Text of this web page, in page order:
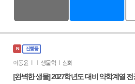
N 진행중
이동윤 ㅣ ㅣ 생물학 ㅣ 심화
[완벽한 생물] 2027학년도 대비 약학계열